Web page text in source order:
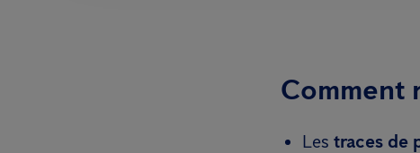
Comment
Les traces de